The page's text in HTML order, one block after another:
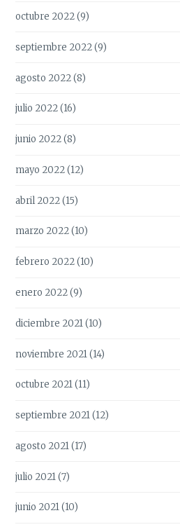
octubre 2022(9)
septiembre 2022(9)
agosto 2022(8)
julio 2022(16)
junio 2022(8)
mayo 2022(12)
abril 2022(15)
marzo 2022(10)
febrero 2022(10)
enero 2022(9)
diciembre 2021(10)
noviembre 2021(14)
octubre 2021(11)
septiembre 2021(12)
agosto 2021(17)
julio 2021(7)
junio 2021(10)